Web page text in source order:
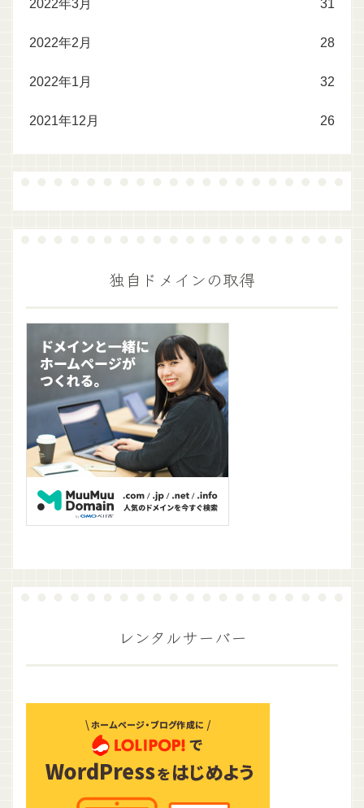
2022年3月 31
2022年2月 28
2022年1月 32
2021年12月 26
独自ドメインの取得
レンタルサーバー